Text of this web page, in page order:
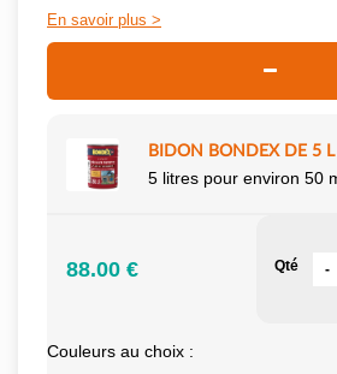
En savoir plus
BIDON BONDEX DE 5
5 litres pour environ 50
88.00 € Qté
Couleurs au choix :